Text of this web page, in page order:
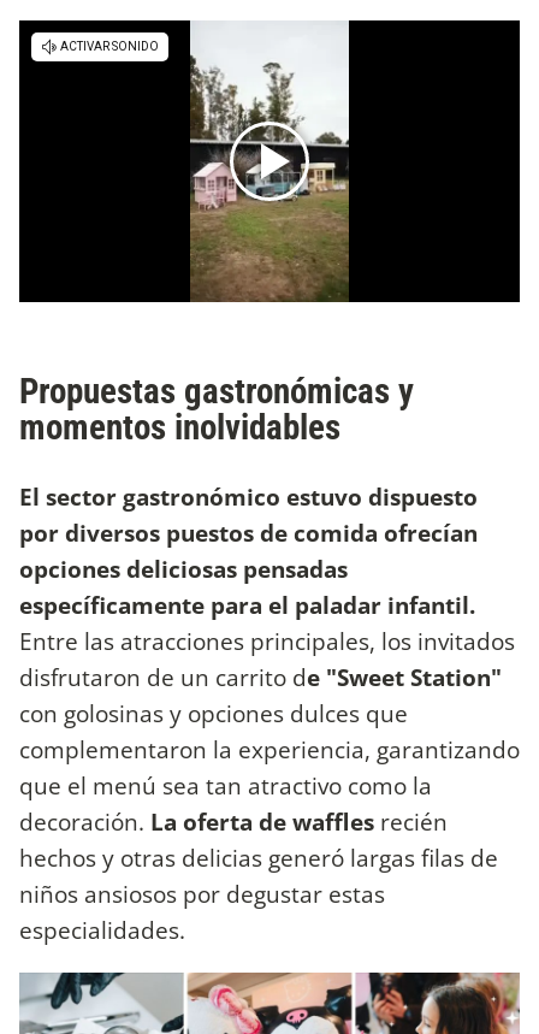
Propuestas gastronómicas y
momentos inolvidables
El sector gastronómico estuvo dispuesto
por diversos puestos de comida ofrecían
opciones deliciosas pensadas
específicamente para el paladar infantil.
Entre las atracciones principales, los invitados
disfrutaron de un carrito de "Sweet Station"
con golosinas y opciones dulces que
complementaron la experiencia, garantizando
que el menú sea tan atractivo como la
decoración. La oferta de waffles recién
hechos y otras delicias generó largas filas de
niños ansiosos por degustar estas
especialidades.